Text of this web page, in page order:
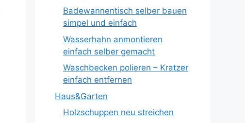
Badewannentisch selber bauen
simpel und einfach
Wasserhahn anmontieren
einfach selber gemacht
Waschbecken polieren – Kratzer
einfach entfernen
Haus&Garten
Holzschuppen neu streichen